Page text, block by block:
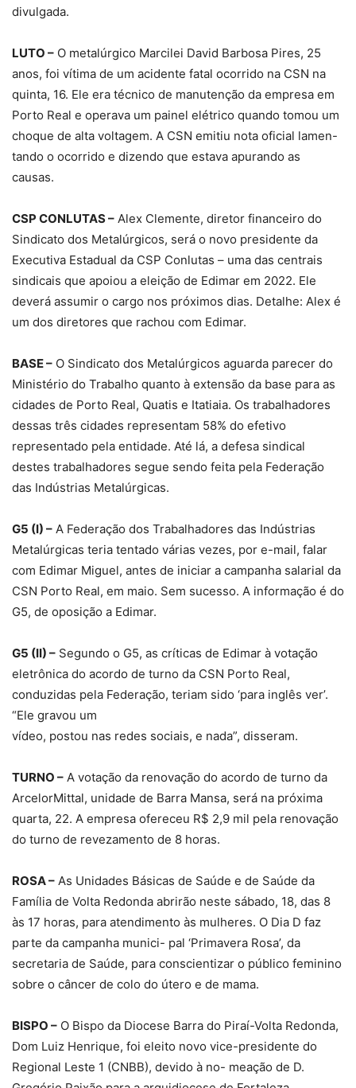
divulgada.
LUTO – O metalúrgico Marcilei David Barbosa Pires, 25
anos, foi vítima de um acidente fatal ocorrido na CSN na
quinta, 16. Ele era técnico de manutenção da empresa em
Porto Real e operava um painel elétrico quando tomou um
choque de alta voltagem. A CSN emitiu nota oficial lamen-
tando o ocorrido e dizendo que estava apurando as
causas.
CSP CONLUTAS – Alex Clemente, diretor financeiro do
Sindicato dos Metalúrgicos, será o novo presidente da
Executiva Estadual da CSP Conlutas – uma das centrais
sindicais que apoiou a eleição de Edimar em 2022. Ele
deverá assumir o cargo nos próximos dias. Detalhe: Alex é
um dos diretores que rachou com Edimar.
BASE – O Sindicato dos Metalúrgicos aguarda parecer do
Ministério do Trabalho quanto à extensão da base para as
cidades de Porto Real, Quatis e Itatiaia. Os trabalhadores
dessas três cidades representam 58% do efetivo
representado pela entidade. Até lá, a defesa sindical
destes trabalhadores segue sendo feita pela Federação
das Indústrias Metalúrgicas.
G5 (I) – A Federação dos Trabalhadores das Indústrias
Metalúrgicas teria tentado várias vezes, por e-mail, falar
com Edimar Miguel, antes de iniciar a campanha salarial da
CSN Porto Real, em maio. Sem sucesso. A informação é do
G5, de oposição a Edimar.
G5 (II) – Segundo o G5, as críticas de Edimar à votação
eletrônica do acordo de turno da CSN Porto Real,
conduzidas pela Federação, teriam sido ‘para inglês ver’.
“Ele gravou um
vídeo, postou nas redes sociais, e nada”, disseram.
TURNO – A votação da renovação do acordo de turno da
ArcelorMittal, unidade de Barra Mansa, será na próxima
quarta, 22. A empresa ofereceu R$ 2,9 mil pela renovação
do turno de revezamento de 8 horas.
ROSA – As Unidades Básicas de Saúde e de Saúde da
Família de Volta Redonda abrirão neste sábado, 18, das 8
às 17 horas, para atendimento às mulheres. O Dia D faz
parte da campanha munici- pal ‘Primavera Rosa’, da
secretaria de Saúde, para conscientizar o público feminino
sobre o câncer de colo do útero e de mama.
BISPO – O Bispo da Diocese Barra do Piraí-Volta Redonda,
Dom Luiz Henrique, foi eleito novo vice-presidente do
Regional Leste 1 (CNBB), devido à no- meação de D.